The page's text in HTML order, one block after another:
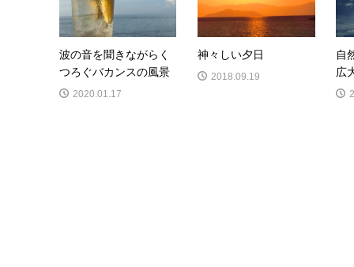
波の音を聞きながらく
つろぐバカンスの風景
2020.01.17
神々しい夕日
2018.09.19
自
広